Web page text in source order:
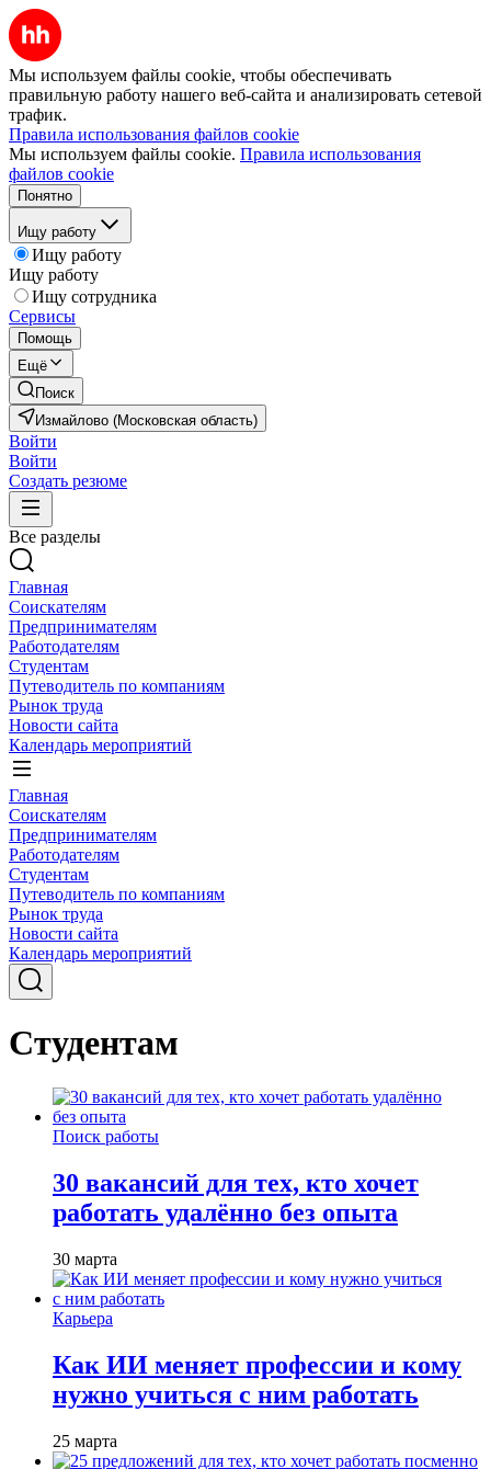
Мы используем файлы cookie, чтобы обеспечивать
правильную работу нашего веб-сайта и анализировать сетевой
трафик.
Правила использования файлов cookie
Мы используем файлы cookie. Правила использования
файлов cookie
Понятно
Ищу работу
Ищу работу
Ищу работу
Ищу сотрудника
Сервисы
Помощь
Ещё
Поиск
Измайлово (Московская область)
Войти
Войти
Создать резюме
Все разделы
Главная
Соискателям
Предпринимателям
Работодателям
Студентам
Путеводитель по компаниям
Рынок труда
Новости сайта
Календарь мероприятий
Главная
Соискателям
Предпринимателям
Работодателям
Студентам
Путеводитель по компаниям
Рынок труда
Новости сайта
Календарь мероприятий
Студентам
Поиск работы
30 вакансий для тех, кто хочет
работать удалённо без опыта
30 марта
Карьера
Как ИИ меняет профессии и кому
нужно учиться с ним работать
25 марта